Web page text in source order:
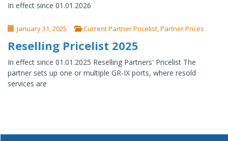
In effect since 01.01.2026
January 31, 2025 Current Partner Pricelist,Partner Prices
Reselling Pricelist 2025
In effect since 01.01.2025 Reselling Partners' Pricelist The
partner sets up one or multiple GR-IX ports, where resold
services are